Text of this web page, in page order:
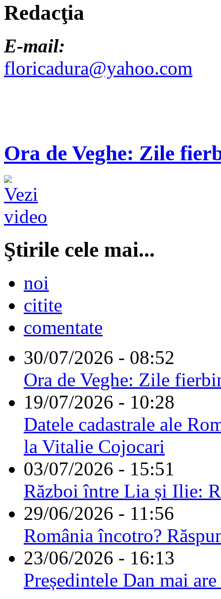
Redacţia
E-mail:
floricadura@yahoo.com
Ora de Veghe: Zile
Ştirile cele mai...
noi
citite
comentate
30/07/2026 - 08:52
Ora de Veghe: Zile
19/07/2026 - 10:28
Datele cadastrale ale
la Vitalie Cojocari
03/07/2026 - 15:51
Război între Lia și Ilie:
29/06/2026 - 11:56
România încotro?
23/06/2026 - 16:13
Președintele Dan mai